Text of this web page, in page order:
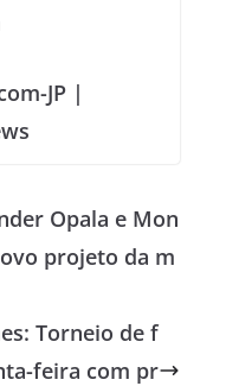
JP |
Opala e Mon
projeto da m
Torneio de f
feira com pr